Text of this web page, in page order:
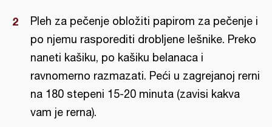
Pleh za pečenje obložiti papirom za pečenje i
po njemu rasporediti drobljene lešnike. Preko
naneti kašiku, po kašiku belanaca i
ravnomerno razmazati. Peći u zagrejanoj rerni
na 180 stepeni 15-20 minuta (zavisi kakva
vam je rerna).